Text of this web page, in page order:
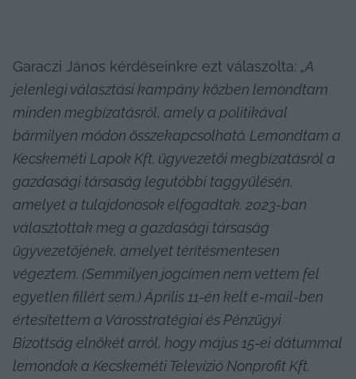
Garaczi János kérdéseinkre ezt válaszolta: „A
jelenlegi választási kampány közben lemondtam
minden megbízatásról, amely a politikával
bármilyen módon összekapcsolható. Lemondtam a
Kecskeméti Lapok Kft. ügyvezetői megbízatásról a
gazdasági társaság legutóbbi taggyűlésén,
amelyet a tulajdonosok elfogadtak. 2023-ban
választottak meg a gazdasági társaság
ügyvezetőjének, amelyet térítésmentesen
végeztem. (Semmilyen jogcímen nem vettem fel
egyetlen fillért sem.) Április 11-én kelt e-mail-ben
értesítettem a Városstratégiai és Pénzügyi
Bizottság elnökét arról, hogy május 15-ei dátummal
lemondok a Kecskeméti Televízió Nonprofit Kft.